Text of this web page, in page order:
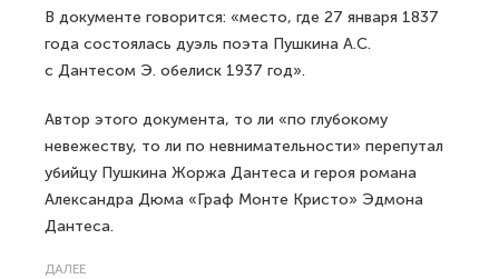
В документе говорится: «место, где 27 января 1837
года состоялась дуэль поэта Пушкина А.С.
с Дантесом Э. обелиск 1937 год».
Автор этого документа, то ли «по глубокому
невежеству, то ли по невнимательности» перепутал
убийцу Пушкина Жоржа Дантеса и героя романа
Александра Дюма «Граф Монте Кристо» Эдмона
Дантеса.
ДАЛЕЕ